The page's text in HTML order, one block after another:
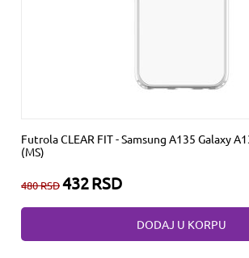
Futrola CLEAR FIT - Samsung A135 Galaxy
(MS)
480RSD432RSD
DODAJ U KORPU